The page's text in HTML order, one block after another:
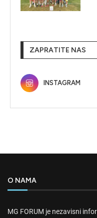
ZAPRATITE NAS
INSTAGRAM
O NAMA
MG FORUM je nezavisni